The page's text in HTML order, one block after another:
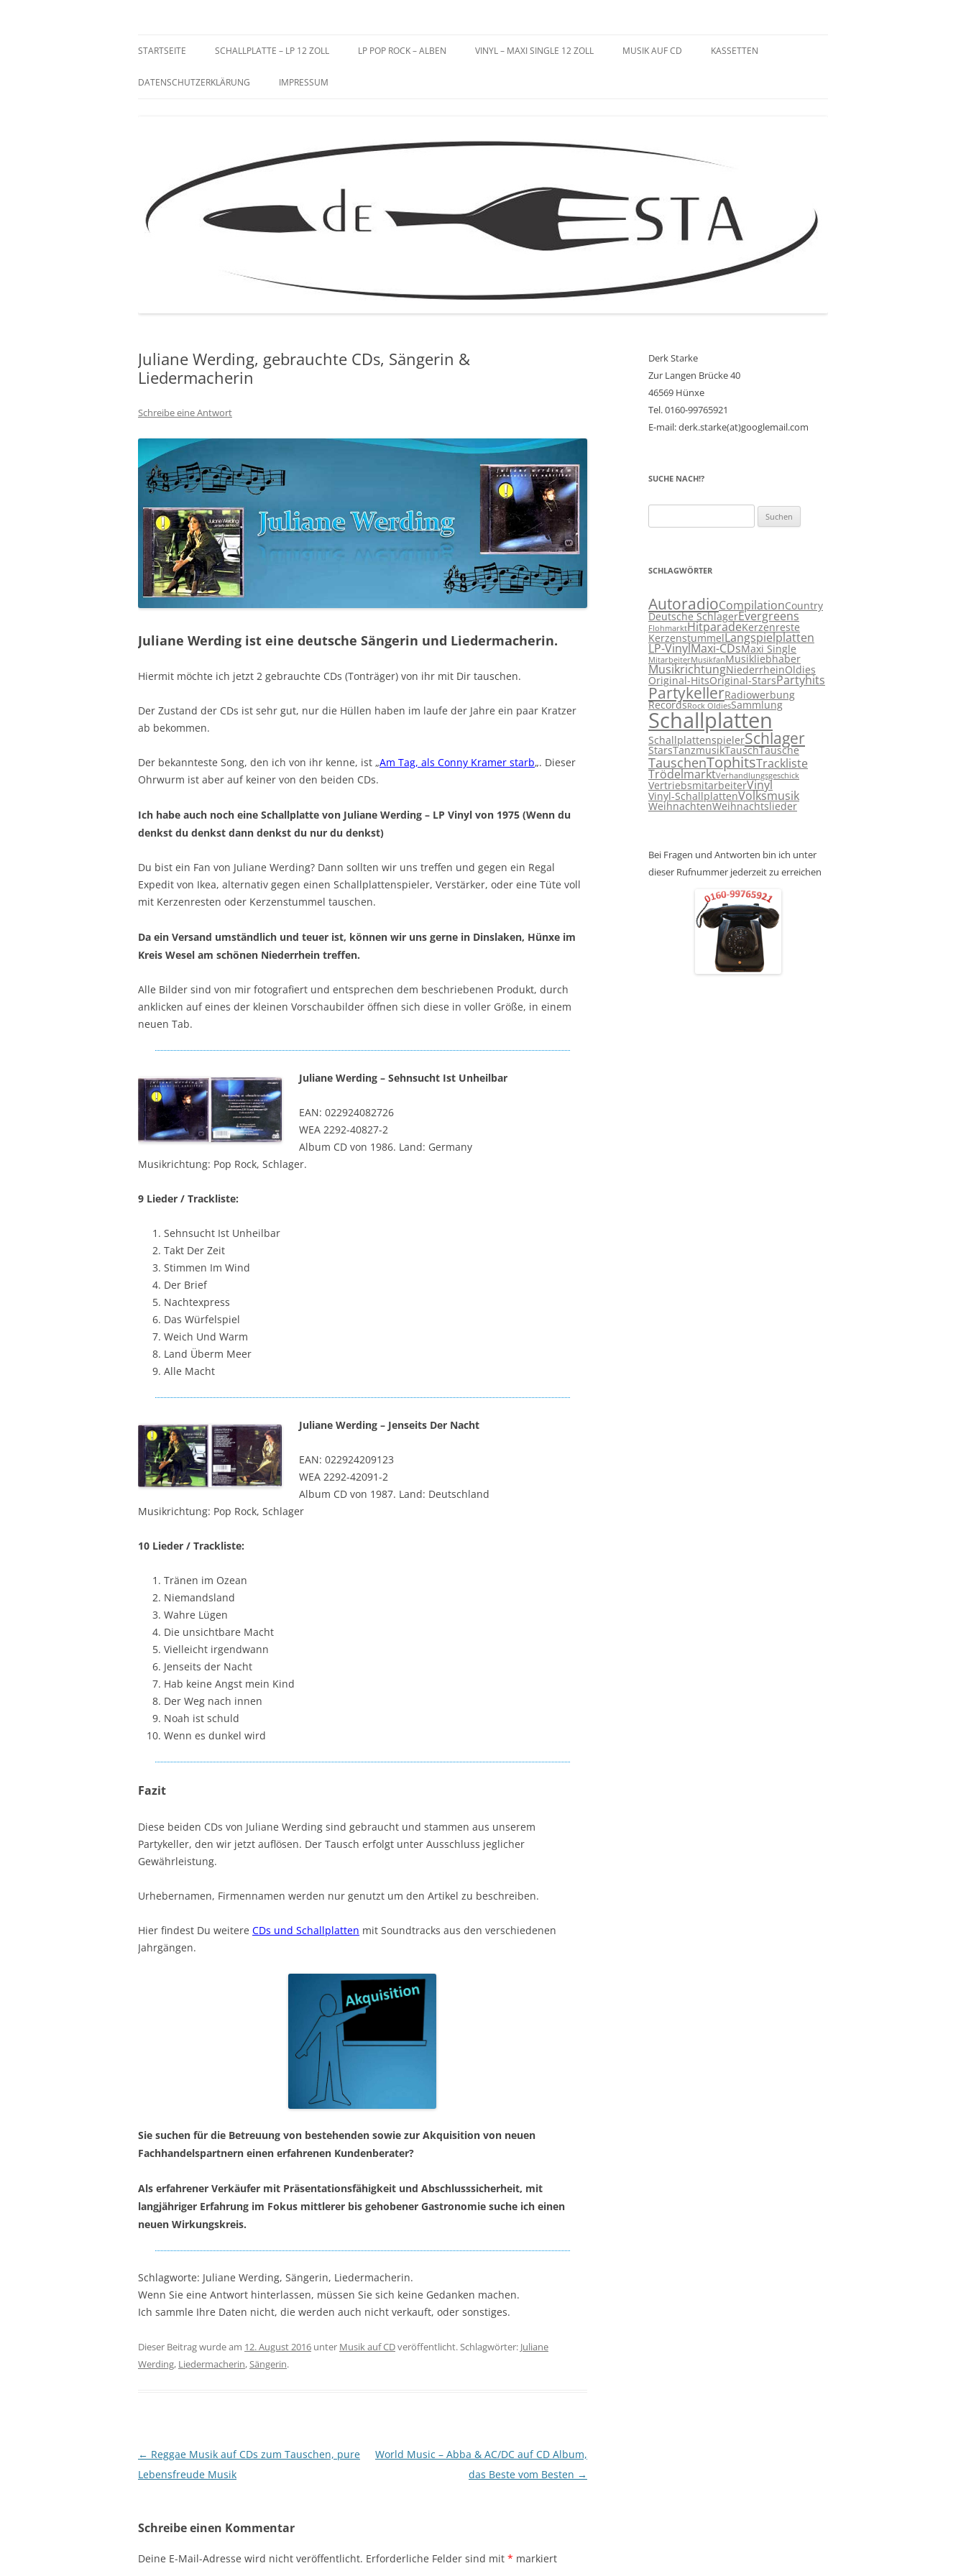
STARTSEITE SCHALLPLATTE – LP 12 ZOLL LP POP ROCK – ALBEN VINYL – MAXI SINGLE 12 ZOLL MUSIK AUF CD KASSETTEN
DATENSCHUTZERKLÄRUNG IMPRESSUM
Juliane Werding, gebrauchte CDs, Sängerin &
Liedermacherin
Schreibe eine Antwort
Juliane Werding ist eine deutsche Sängerin und Liedermacherin.
Hiermit möchte ich jetzt 2 gebrauchte CDs (Tonträger) von ihr mit Dir tauschen.
Der Zustand der CDs ist sehr gut, nur die Hüllen haben im laufe der Jahre ein paar Kratzer
ab bekommen.
Der bekannteste Song, den ich von ihr kenne, ist „Am Tag, als Conny Kramer starb„. Dieser
Ohrwurm ist aber auf keiner von den beiden CDs.
Ich habe auch noch eine Schallplatte von Juliane Werding ‎– LP Vinyl von 1975 (Wenn du
denkst du denkst dann denkst du nur du denkst)
Du bist ein Fan von Juliane Werding? Dann sollten wir uns treffen und gegen ein Regal
Expedit von Ikea, alternativ gegen einen Schallplattenspieler, Verstärker, oder eine Tüte voll
mit Kerzenresten oder Kerzenstummel tauschen.
Da ein Versand umständlich und teuer ist, können wir uns gerne in Dinslaken, Hünxe im
Kreis Wesel am schönen Niederrhein treffen.
Alle Bilder sind von mir fotografiert und entsprechen dem beschriebenen Produkt, durch
anklicken auf eines der kleinen Vorschaubilder öffnen sich diese in voller Größe, in einem
neuen Tab.
Juliane Werding ‎– Sehnsucht Ist Unheilbar
EAN: 022924082726
WEA ‎2292-40827-2
Album CD von 1986. Land: Germany
Musikrichtung: Pop Rock, Schlager.
9 Lieder / Trackliste:
Sehnsucht Ist Unheilbar
Takt Der Zeit
Stimmen Im Wind
Der Brief
Nachtexpress
Das Würfelspiel
Weich Und Warm
Land Überm Meer
Alle Macht
Juliane Werding – Jenseits Der Nacht
EAN: 022924209123
WEA ‎2292-42091-2
Album CD von 1987. Land: Deutschland
Musikrichtung: Pop Rock, Schlager
10 Lieder / Trackliste:
Tränen im Ozean
Niemandsland
Wahre Lügen
Die unsichtbare Macht
Vielleicht irgendwann
Jenseits der Nacht
Hab keine Angst mein Kind
Der Weg nach innen
Noah ist schuld
Wenn es dunkel wird
Fazit
Diese beiden CDs von Juliane Werding sind gebraucht und stammen aus unserem
Partykeller, den wir jetzt auflösen. Der Tausch erfolgt unter Ausschluss jeglicher
Gewährleistung.
Urhebernamen, Firmennamen werden nur genutzt um den Artikel zu beschreiben.
Hier findest Du weitere CDs und Schallplatten mit Soundtracks aus den verschiedenen
Jahrgängen.
Sie suchen für die Betreuung von bestehenden sowie zur Akquisition von neuen
Fachhandelspartnern einen erfahrenen Kundenberater?
Als erfahrener Verkäufer mit Präsentationsfähigkeit und Abschlusssicherheit, mit
langjähriger Erfahrung im Fokus mittlerer bis gehobener Gastronomie suche ich einen
neuen Wirkungskreis.
Schlagworte: Juliane Werding, Sängerin, Liedermacherin.
Wenn Sie eine Antwort hinterlassen, müssen Sie sich keine Gedanken machen.
Ich sammle Ihre Daten nicht, die werden auch nicht verkauft, oder sonstiges.
Dieser Beitrag wurde am 12. August 2016 unter Musik auf CDveröffentlicht. Schlagwörter: Juliane
Werding, Liedermacherin,Sängerin.
Beitragsnavigation
← Reggae Musik auf CDs zum Tauschen, pure
Lebensfreude Musik
World Music – Abba & AC/DC auf CD Album,
das Beste vom Besten →
Schreibe einen Kommentar
Deine E-Mail-Adresse wird nicht veröffentlicht. Erforderliche Felder sind mit * markiert
Derk Starke
Zur Langen Brücke 40
46569 Hünxe
Tel. 0160-99765921
E-mail: derk.starke(at)googlemail.com
SUCHE NACH!?
nach:
SCHLAGWÖRTER
AutoradioCompilationCountry
Deutsche SchlagerEvergreens
FlohmarktHitparadeKerzenreste
KerzenstummelLangspielplatten
LP-VinylMaxi-CDsMaxi Single
MitarbeiterMusikfanMusikliebhaber
MusikrichtungNiederrheinOldies
Original-HitsOriginal-StarsPartyhits
PartykellerRadiowerbung
RecordsRock OldiesSammlung
Schallplatten
SchallplattenspielerSchlager
StarsTanzmusikTauschTausche
TauschenTophitsTrackliste
TrödelmarktVerhandlungsgeschick
VertriebsmitarbeiterVinyl
Vinyl-SchallplattenVolksmusik
WeihnachtenWeihnachtslieder
Bei Fragen und Antworten bin ich unter
dieser Rufnummer jederzeit zu erreichen